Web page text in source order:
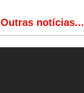
Outras notícias...